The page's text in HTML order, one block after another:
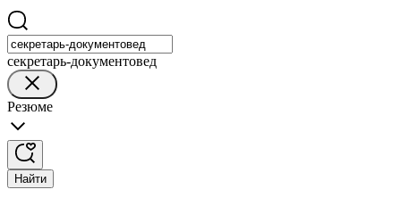
секретарь-документовед
Резюме
Найти